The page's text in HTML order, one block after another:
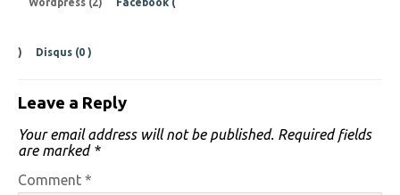
Wordpress (2) Facebook (
) Disqus (0 )
Leave a Reply
Your email address will not be published. Required fields
are marked *
Comment *